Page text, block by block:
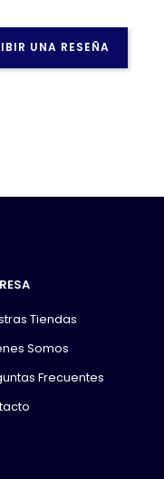
UNA RESEÑA
Tiendas
Somos
Frecuentes